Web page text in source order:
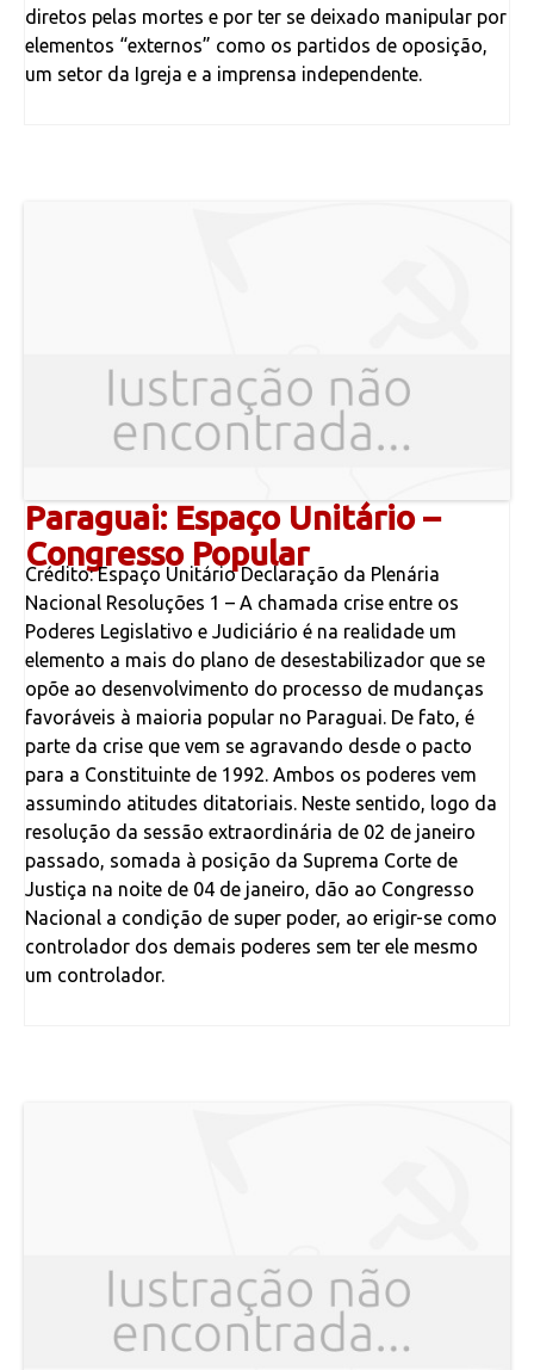
diretos pelas mortes e por ter se deixado manipular por
elementos “externos” como os partidos de oposição,
um setor da Igreja e a imprensa independente.
Paraguai: Espaço Unitário –
Congresso Popular
Crédito: Espaço Unitário Declaração da Plenária
Nacional Resoluções 1 – A chamada crise entre os
Poderes Legislativo e Judiciário é na realidade um
elemento a mais do plano de desestabilizador que se
opõe ao desenvolvimento do processo de mudanças
favoráveis à maioria popular no Paraguai. De fato, é
parte da crise que vem se agravando desde o pacto
para a Constituinte de 1992. Ambos os poderes vem
assumindo atitudes ditatoriais. Neste sentido, logo da
resolução da sessão extraordinária de 02 de janeiro
passado, somada à posição da Suprema Corte de
Justiça na noite de 04 de janeiro, dão ao Congresso
Nacional a condição de super poder, ao erigir-se como
controlador dos demais poderes sem ter ele mesmo
um controlador.